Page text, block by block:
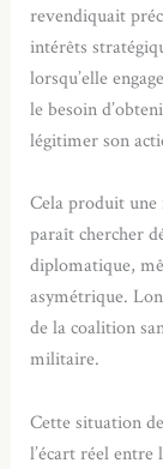
revendiquait
intérêts
lorsqu’elle
le besoin
légitimer son
Cela produit
paraît chercher
diplomatique,
asymétrique.
de la coalition
militaire.
Cette situation
l’écart réel entre